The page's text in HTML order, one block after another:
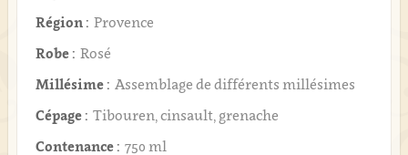
Région : Provence
Robe : Rosé
Millésime : Assemblage de différents millésimes
Cépage : Tibouren, cinsault, grenache
Contenance : 750 ml